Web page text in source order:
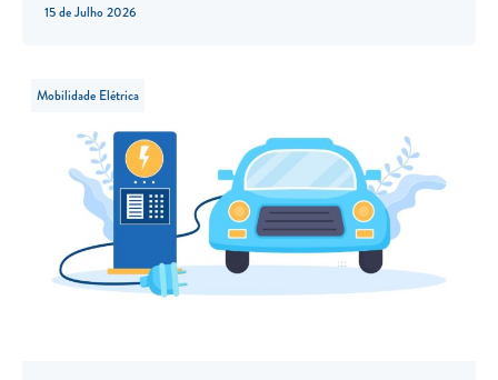
15 de Julho 2026
Mobilidade Elétrica